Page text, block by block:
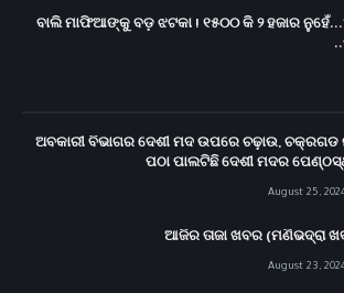
ବାଲି ମାଫିଆଙ୍କୁ ବଡ଼ ଝଟକା ! ୧୫୦୦ କି ୨ ହଜାର
ଅବକାରୀ ବିଭାଗର ଦେଶୀ ମଦ ଉପରେ ଚଢ଼ାଉ, ଚକ୍ରଗଡ
ପଠା ପାଲଟିଛି ଦେଶୀ ମଦର
August 25,
ଆଜିର ତାଜା ଖବର (ମଣିଭଦ୍ରା
August 23,